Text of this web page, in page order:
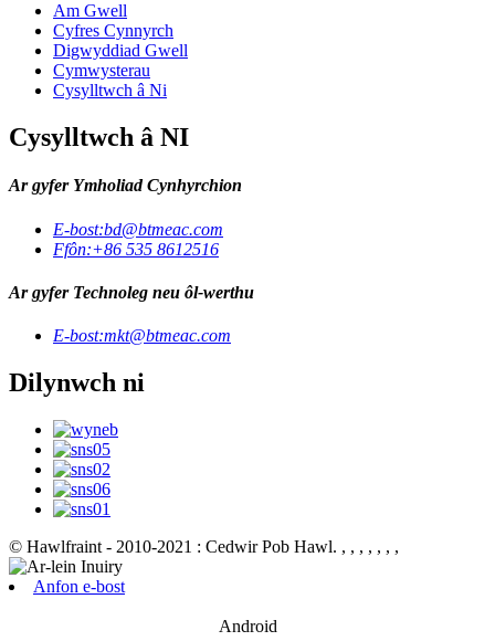
Am Gwell
Cyfres Cynnyrch
Digwyddiad Gwell
Cymwysterau
Cysylltwch â Ni
Cysylltwch â NI
Ar gyfer Ymholiad Cynhyrchion
E-bost:bd@btmeac.com
Ffôn:+86 535 8612516
Ar gyfer Technoleg neu ôl-werthu
E-bost:mkt@btmeac.com
Dilynwch ni
© Hawlfraint - 2010-2021 : Cedwir Pob Hawl. , , , , , , ,
Anfon e-bost
Android